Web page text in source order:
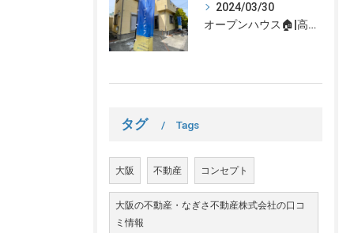
2024/03/30
オープンハウス🏠|高槻市の不動産売却、不動産空き家のご相談はなぎさ不動産まで！
タグ Tags
大阪 不動産 コンセプト
大阪の不動産・なぎさ不動産株式会社の口コ
ミ情報